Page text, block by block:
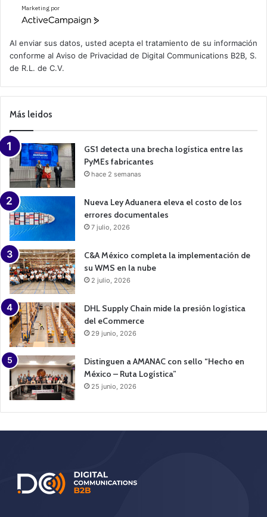
Marketing por
A
v
e
a
m
a
n
Al enviar sus datos, usted acepta el tratamiento de su información
conforme al Aviso de Privacidad de Digital Communications B2B, S.
de R.L. de C.V.
Más leidos
GS1 detecta una brecha logística entre las
PyMEs fabricantes
hace 2 semanas
Nueva Ley Aduanera eleva el costo de los
errores documentales
7 julio, 2026
C&A México completa la implementación de
su WMS en la nube
2 julio, 2026
DHL Supply Chain mide la presión logística
del eCommerce
29 junio, 2026
Distinguen a AMANAC con sello “Hecho en
México – Ruta Logística”
25 junio, 2026